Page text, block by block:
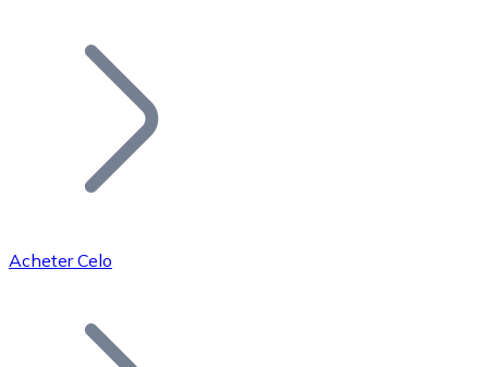
Ajoutez le token de votre projet à notre service
Bitcoin
Acheter Celo